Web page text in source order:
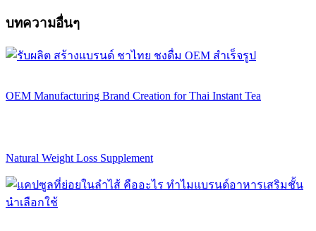
บทความอื่นๆ
OEM Manufacturing Brand Creation for Thai Instant Tea
Natural Weight Loss Supplement